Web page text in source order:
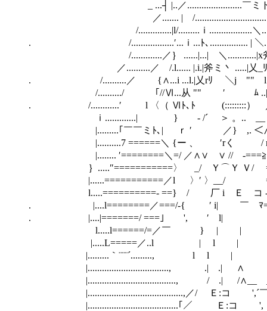
_ ...┤ |..／.......................￣ミト..＼
／....... | /............................................
/..............|l/.........ｉ..................＼
. /..................′...ｉ...ﾄ､................ | ＼
/.............／｝ ......|...| ＼............|x斧
／..........／ /.l...... |.i.|斧ミ丶 .....|乂_
. /..........／ {∧...i ...l.|乂rﾘ ＼j ""
/........../ ｢//Ⅵ...从 "" ′ ﾑ ..|l
. /............′ l 〈（ Ⅵﾄ､ﾄ (:::::::::）
ｉ.............| } ‐ /´ ＞ 。.. __ .
|.........｢￣￣ミﾄ､| ｒ ′ ／} ,. ＜
|..........7 ======＼ {ー 、 ′rく / r=Ｖ ',
|........ ′========＼=/ ／∧∨ ∨ // -===≧o。-
｝.....″===========〉 _/ Ｙ⌒Ｙ Ｖ/
|......===========／l 〉′ 〉__/
l.....==========- ==} / 厂 i Ｅ コ -
. |....l========／===/-{ ′ i| ￣ ﾏ
. |....|=======/ ===｣ ', ′ l| }=====／
l.....l======/=／￣ } | | ｛===／
|.....L=====／..l | l | ｝／
|.........｀¨¨¨´........., l l | /
|.................................., .| .| ∧ /
|....................................., / .| /∧__ _
|........................................,／/ Ｅ:コ ',´￣ 乂
|......................................｢／ Ｅ:コ ',